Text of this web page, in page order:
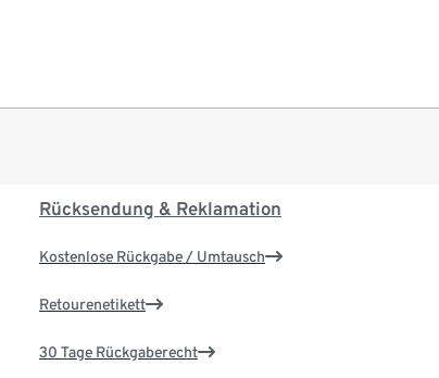
Rücksendung & Reklamation
Kostenlose Rückgabe / Umtausch
Retourenetikett
30 Tage Rückgaberecht